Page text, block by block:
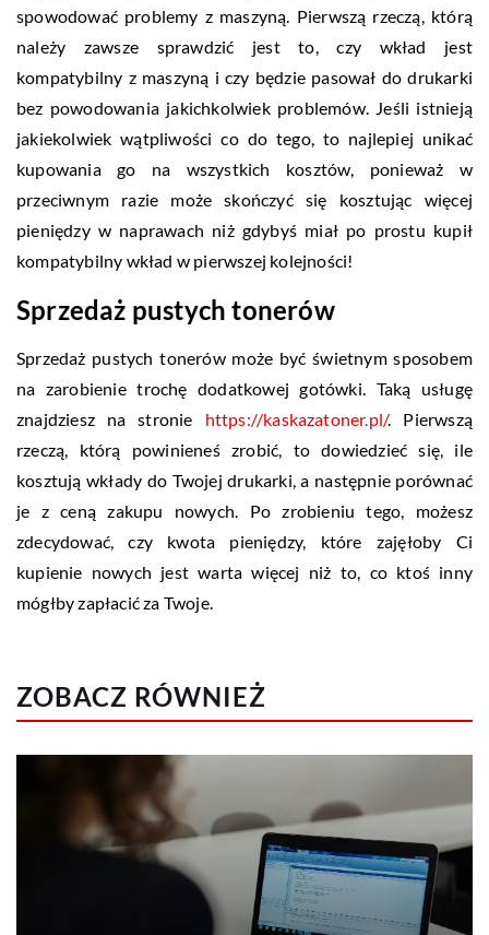
spowodować problemy z maszyną. Pierwszą rzeczą, którą
należy zawsze sprawdzić jest to, czy wkład jest
kompatybilny z maszyną i czy będzie pasował do drukarki
bez powodowania jakichkolwiek problemów. Jeśli istnieją
jakiekolwiek wątpliwości co do tego, to najlepiej unikać
kupowania go na wszystkich kosztów, ponieważ w
przeciwnym razie może skończyć się kosztując więcej
pieniędzy w naprawach niż gdybyś miał po prostu kupił
kompatybilny wkład w pierwszej kolejności!
Sprzedaż pustych tonerów
Sprzedaż pustych tonerów może być świetnym sposobem
na zarobienie trochę dodatkowej gotówki. Taką usługę
znajdziesz na stronie https://kaskazatoner.pl/. Pierwszą
rzeczą, którą powinieneś zrobić, to dowiedzieć się, ile
kosztują wkłady do Twojej drukarki, a następnie porównać
je z ceną zakupu nowych. Po zrobieniu tego, możesz
zdecydować, czy kwota pieniędzy, które zajęłoby Ci
kupienie nowych jest warta więcej niż to, co ktoś inny
mógłby zapłacić za Twoje.
ZOBACZ RÓWNIEŻ